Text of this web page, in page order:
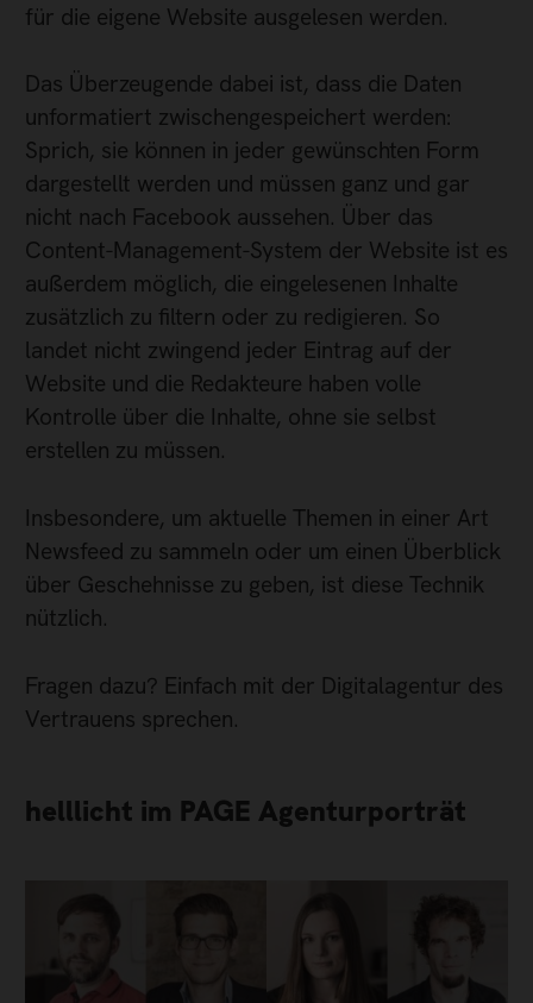
für die eigene Website ausgelesen werden.
Das Überzeugende dabei ist, dass die Daten
unformatiert zwischengespeichert werden:
Sprich, sie können in jeder gewünschten Form
dargestellt werden und müssen ganz und gar
nicht nach Facebook aussehen. Über das
Content-Management-System der Website ist es
außerdem möglich, die eingelesenen Inhalte
zusätzlich zu filtern oder zu redigieren. So
landet nicht zwingend jeder Eintrag auf der
Website und die Redakteure haben volle
Kontrolle über die Inhalte, ohne sie selbst
erstellen zu müssen.
Insbesondere, um aktuelle Themen in einer Art
Newsfeed zu sammeln oder um einen Überblick
über Geschehnisse zu geben, ist diese Technik
nützlich.
Fragen dazu? Einfach mit der Digitalagentur des
Vertrauens sprechen.
helllicht im PAGE Agenturporträt